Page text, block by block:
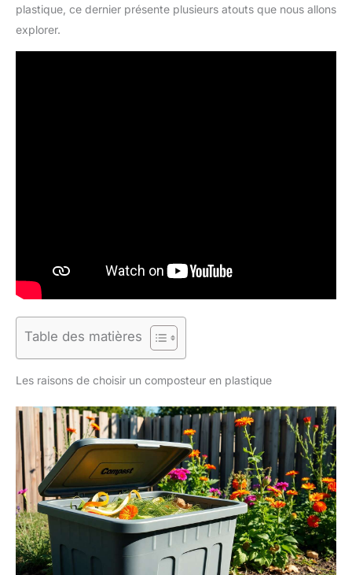
plastique, ce dernier présente plusieurs atouts que nous allons
explorer.
Table des matières
Les raisons de choisir un composteur en plastique